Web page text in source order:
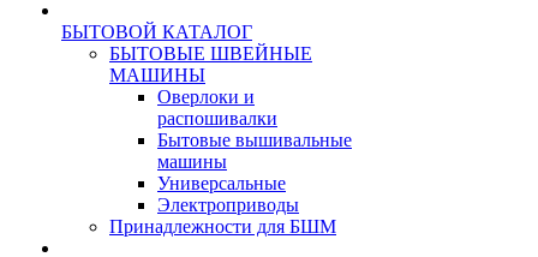
БЫТОВОЙ КАТАЛОГ
БЫТОВЫЕ ШВЕЙНЫЕ
МАШИНЫ
Оверлоки и
распошивалки
Бытовые вышивальные
машины
Универсальные
Электроприводы
Принадлежности для БШМ